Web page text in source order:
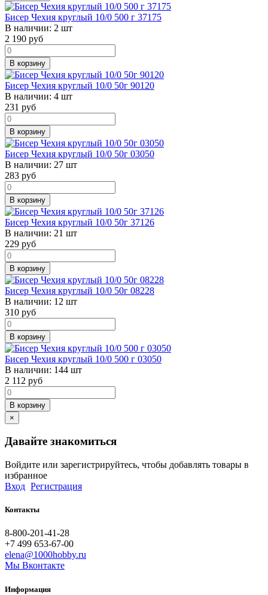
Бисер Чехия круглый 10/0 500 г 37175
В наличии: 2 шт
2 190 руб
В корзину
Бисер Чехия круглый 10/0 50г 90120
В наличии: 4 шт
231 руб
В корзину
Бисер Чехия круглый 10/0 50г 03050
В наличии: 27 шт
283 руб
В корзину
Бисер Чехия круглый 10/0 50г 37126
В наличии: 21 шт
229 руб
В корзину
Бисер Чехия круглый 10/0 50г 08228
В наличии: 12 шт
310 руб
В корзину
Бисер Чехия круглый 10/0 500 г 03050
В наличии: 144 шт
2 112 руб
В корзину
×
Давайте знакомиться
Войдите или зарегистрируйтесь, чтобы добавлять товары в
избранное
Вход Регистрация
Контакты
8-800-201-41-28
+7 499 653-67-00
elena@1000hobby.ru
Мы Вконтакте
Информация